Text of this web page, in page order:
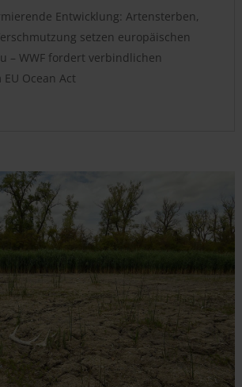
Entwicklung: Artensterben,
setzen europäischen
– WWF fordert verbindlichen
Ocean Act